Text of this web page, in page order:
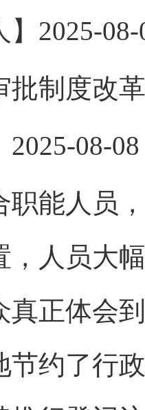
08-
制度改革
08-08
人员，
，人员大
真正体会
节约了行